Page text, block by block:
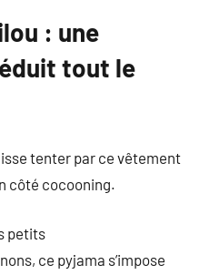
: une
tout le
tenter par ce vêtement
côté cocooning.
petits
ce pyjama s’impose